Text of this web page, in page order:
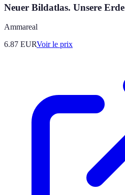
Neuer Bildatlas. Unsere Erde
Ammareal
6.87 EURVoir le prix